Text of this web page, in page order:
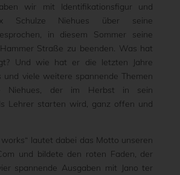
wir mit Identifikationsfigur und
Schulze Niehues über seine
in diesem Sommer seine
Straße zu beenden. Was hat
Und wie hat er die letzten Jahre
und viele weitere spannende Themen
Niehues, der im Herbst in sein
Lehrer starten wird, ganz offen und
works“ lautet dabei das Motto unseren
und bildete den roten Faden, der
spannende Ausgaben mit Jano ter